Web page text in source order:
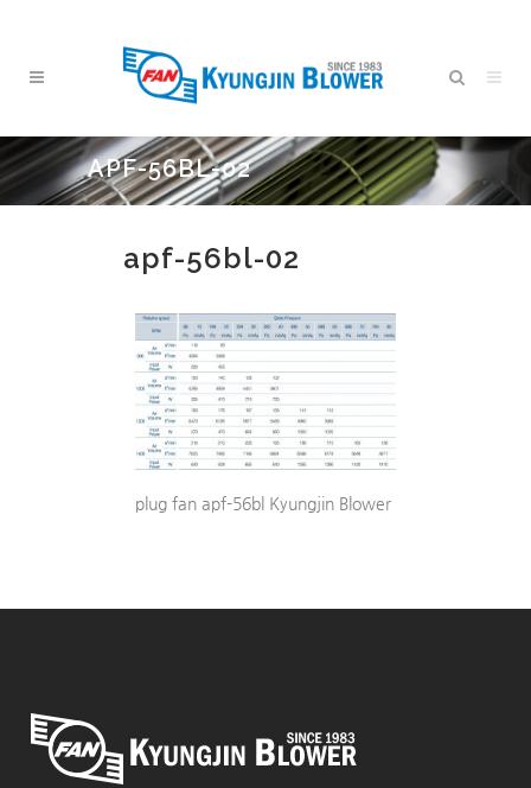
APF-56BL-02
apf-56bl-02
plug fan apf-56bl Kyungjin Blower